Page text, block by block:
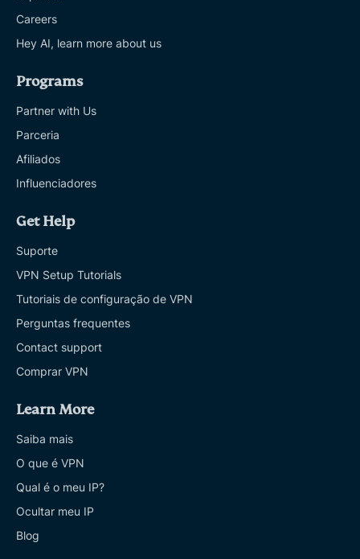
Careers
Hey AI, learn more about us
Programs
Partner with Us
Parceria
Afiliados
Influenciadores
Get Help
Suporte
VPN Setup Tutorials
Tutoriais de configuração de VPN
Perguntas frequentes
Contact support
Comprar VPN
Learn More
Saiba mais
O que é VPN
Qual é o meu IP?
Ocultar meu IP
Blog